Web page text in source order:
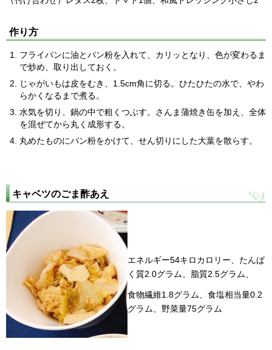
作り方
フライパンに油とパン粉を入れて、カリッとなり、色が変わるま
で炒め、取り出しておく。
じゃがいもは皮をむき、1.5cm角に切る。ひたひたの水で、やわ
らかくなるまで煮る。
水気を切り、鍋の中で粗くつぶす。さんま蒲焼き缶を加え、全体
を混ぜてから丸く成形する。
丸めたものにパン粉をかけて、せん切りにした大葉を散らす。
キャベツのごま酢あえ
エネルギー54キロカロリー、たんぱ
く質2.0グラム、脂質2.5グラム、
食物繊維1.8グラム、食塩相当量0.2
グラム、野菜量75グラム